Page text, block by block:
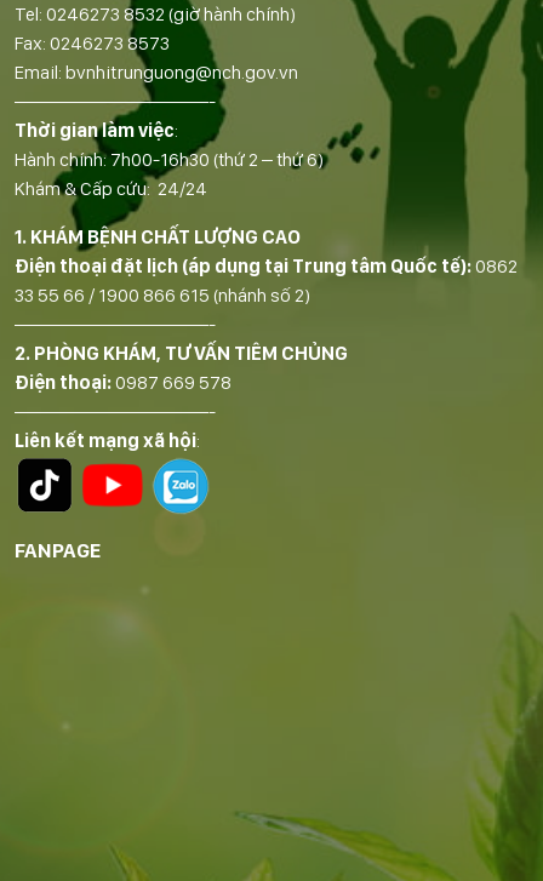
Tel: 0246273 8532 (giờ hành chính)
Fax: 0246273 8573
Email: bvnhitrunguong@nch.gov.vn
——————————-
Thời gian làm việc:
Hành chính: 7h00-16h30 (thứ 2 – thứ 6)
Khám & Cấp cứu: 24/24
1. KHÁM BỆNH CHẤT LƯỢNG CAO
Điện thoại đặt lịch (áp dụng tại Trung tâm Quốc tế):0862
33 55 66 / 1900 866 615 (nhánh số 2)
——————————-
2. PHÒNG KHÁM, TƯ VẤN TIÊM CHỦNG
Điện thoại:0987 669 578
——————————-
Liên kết mạng xã hội:
FANPAGE